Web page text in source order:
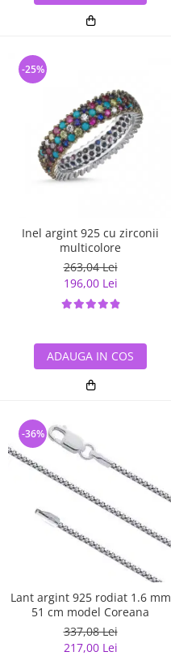
Inel argint 925 cu zirconii
multicolore
263,04 Lei
196,00 Lei
-25%
ADAUGA IN COS
Lant argint 925 rodiat 1.6 mm
51 cm model Coreana
337,08 Lei
217,00 Lei
-36%